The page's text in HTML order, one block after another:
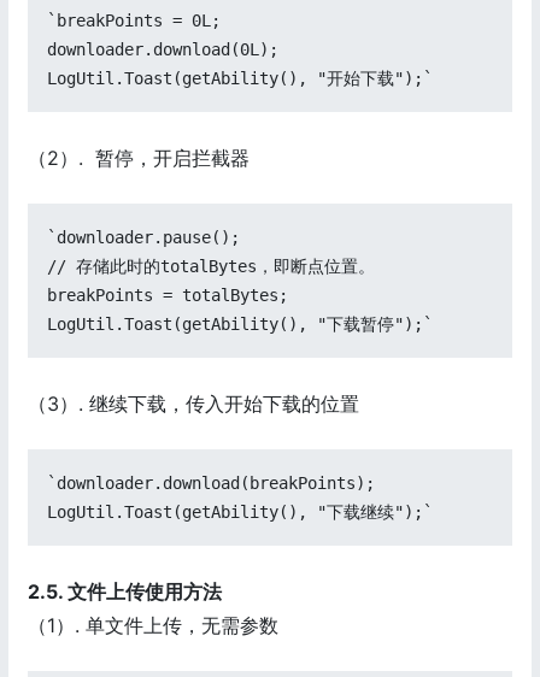
`breakPoints = 0L;
downloader.download(0L);
LogUtil.Toast(getAbility(), "开始下载");`
（2）. 暂停，开启拦截器
`downloader.pause();
// 存储此时的totalBytes，即断点位置。
breakPoints = totalBytes;
LogUtil.Toast(getAbility(), "下载暂停");`
（3）. 继续下载，传入开始下载的位置
`downloader.download(breakPoints);
LogUtil.Toast(getAbility(), "下载继续");`
2.5. 文件上传使用方法
（1）. 单文件上传，无需参数